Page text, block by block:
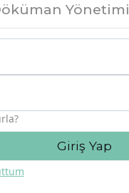
Yönetimi
Giriş Yap